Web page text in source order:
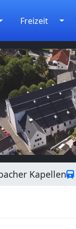
Freizeit
Kapellen